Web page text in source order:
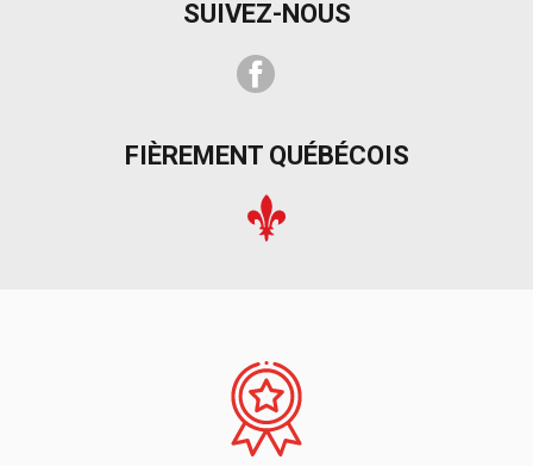
SUIVEZ-NOUS
Facebook
FIÈREMENT QUÉBÉCOIS